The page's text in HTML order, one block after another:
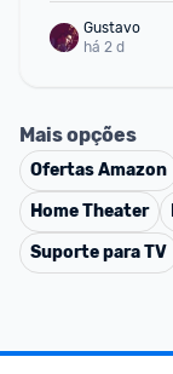
Gustavo
há 2 d
Mais opções
OfertasAmazon
Home Theater
Suporte para TV